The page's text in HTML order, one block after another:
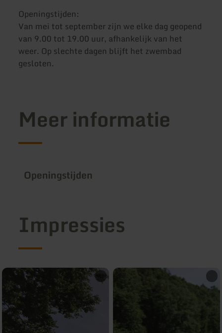
Openingstijden:
Van mei tot september zijn we elke dag geopend
van 9.00 tot 19.00 uur, afhankelijk van het
weer. Op slechte dagen blijft het zwembad
gesloten.
Meer informatie
Openingstijden
Impressies